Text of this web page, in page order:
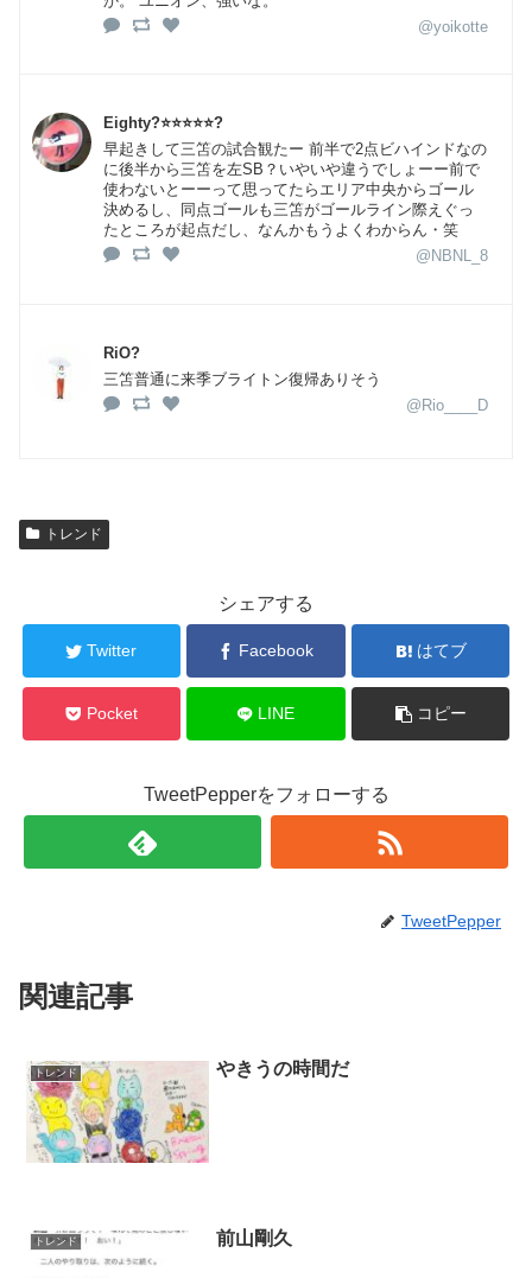
@yoikotte
Eighty?⭐⭐⭐⭐⭐?
早起きして三笘の試合観たー 前半で2点ビハインドなの
に後半から三笘を左SB？いやいや違うでしょーー前で
使わないとーーって思ってたらエリア中央からゴール
決めるし、同点ゴールも三笘がゴールライン際えぐっ
たところが起点だし、なんかもうよくわからん・笑
@NBNL_8
RiO?
三笘普通に来季ブライトン復帰ありそう
@Rio____D
トレンド
シェアする
Twitter Facebook はてブ
Pocket LINE コピー
TweetPepperをフォローする
TweetPepper
関連記事
トレンド やきうの時間だ
トレンド 前山剛久